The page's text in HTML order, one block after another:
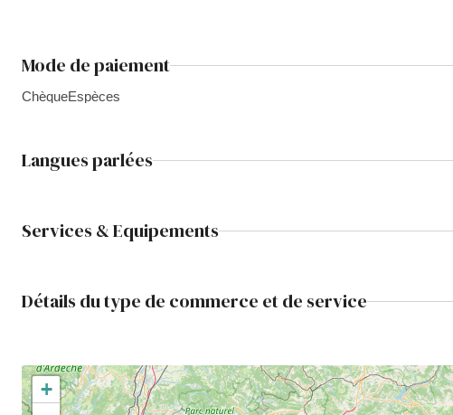
Mode de paiement
ChèqueEspèces
Langues parlées
Services & Equipements
Détails du type de commerce et de service
+